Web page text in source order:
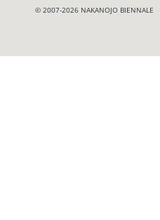
© 2007-2026 NAKANOJO BIENNALE